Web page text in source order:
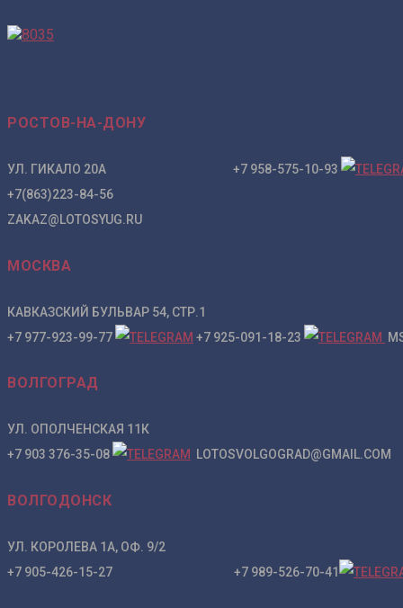
РОСТОВ-НА-ДОНУ
УЛ. ГИКАЛО 20А +7 958-575-10-93
+7(863)223-84-56
ZAKAZ@LOTOSYUG.RU
МОСКВА
КАВКАЗСКИЙ БУЛЬВАР 54, СТР.1
+7 977-923-99-77
+7 925-091-18-23
ВОЛГОГРАД
УЛ. ОПОЛЧЕНСКАЯ 11К
+7 903 376-35-08
LOTOSVOLGOGRAD@GMAIL.COM
ВОЛГОДОНСК
УЛ. КОРОЛЕВА 1А, ОФ. 9/2
+7 905-426-15-27 +7 989-526-70-41